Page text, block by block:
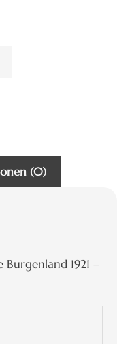
(0)
Burgenland 1921 –